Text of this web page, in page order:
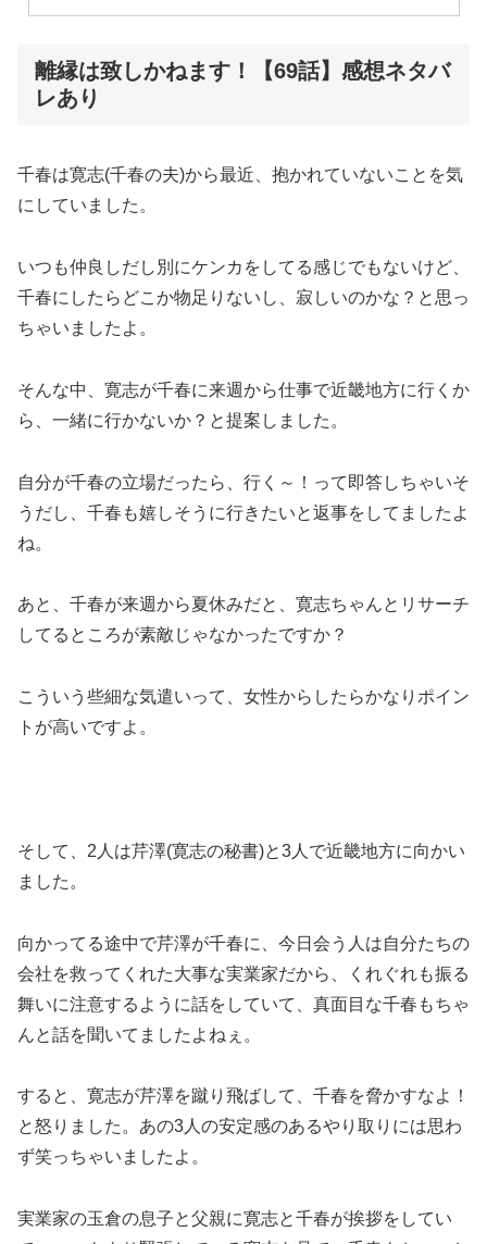
離縁は致しかねます！【69話】感想ネタバ
レあり
千春は寛志(千春の夫)から最近、抱かれていないことを気
にしていました。
いつも仲良しだし別にケンカをしてる感じでもないけど、
千春にしたらどこか物足りないし、寂しいのかな？と思っ
ちゃいましたよ。
そんな中、寛志が千春に来週から仕事で近畿地方に行くか
ら、一緒に行かないか？と提案しました。
自分が千春の立場だったら、行く～！って即答しちゃいそ
うだし、千春も嬉しそうに行きたいと返事をしてましたよ
ね。
あと、千春が来週から夏休みだと、寛志ちゃんとリサーチ
してるところが素敵じゃなかったですか？
こういう些細な気遣いって、女性からしたらかなりポイン
トが高いですよ。
そして、2人は芹澤(寛志の秘書)と3人で近畿地方に向かい
ました。
向かってる途中で芹澤が千春に、今日会う人は自分たちの
会社を救ってくれた大事な実業家だから、くれぐれも振る
舞いに注意するように話をしていて、真面目な千春もちゃ
んと話を聞いてましたよねぇ。
すると、寛志が芹澤を蹴り飛ばして、千春を脅かすなよ！
と怒りました。あの3人の安定感のあるやり取りには思わ
ず笑っちゃいましたよ。
実業家の玉倉の息子と父親に寛志と千春が挨拶をしてい